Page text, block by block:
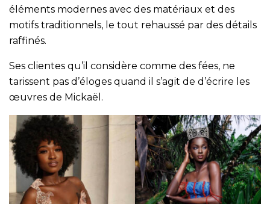
éléments modernes avec des matériaux et des
motifs traditionnels, le tout rehaussé par des détails
raffinés.
Ses clientes qu’il considère comme des fées, ne
tarissent pas d’éloges quand il s’agit de d’écrire les
œuvres de Mickaël.